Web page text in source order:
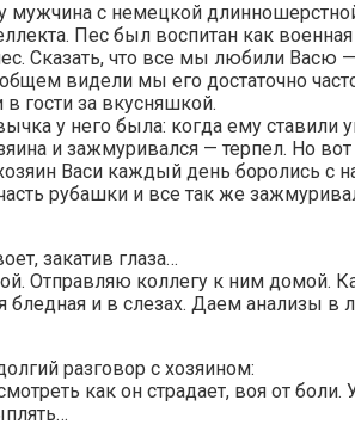
мужчина с немецкой
Пес был воспитан как
Сказать, что все мы любили Васю
видели мы его достаточно
гости за вкусняшкой.
у него была: когда ему
и зажмуривался — терпел. Но
Васи каждый день боролись с
рубашки и все так же
закатив глаза…
Отправляю коллегу к ним домой.
бледная и в слезах. Даем анализы в
разговор с хозяином:
как он страдает, воя от